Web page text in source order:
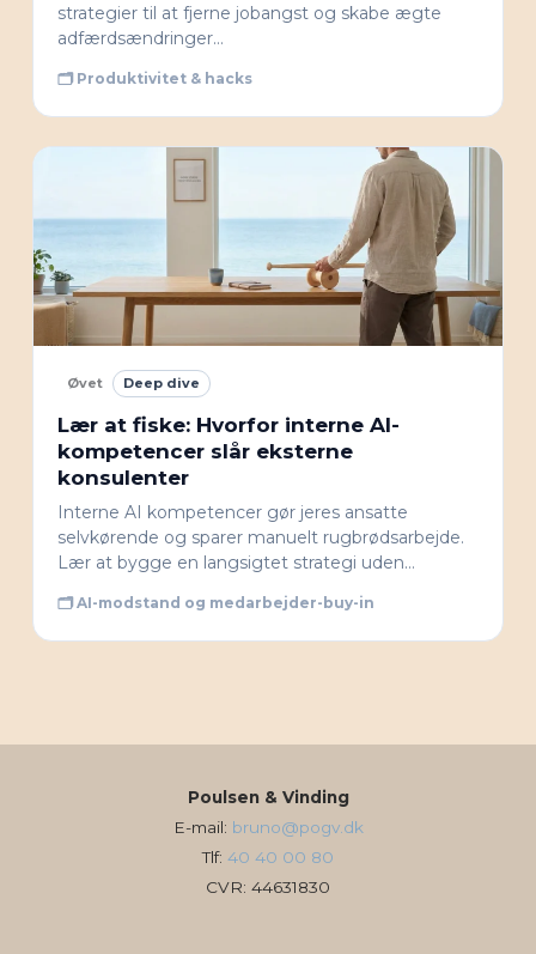
strategier til at fjerne jobangst og skabe ægte
adfærdsændringer…
🗂 Produktivitet & hacks
Øvet Deep dive
Lær at fiske: Hvorfor interne AI-
kompetencer slår eksterne
konsulenter
Interne AI kompetencer gør jeres ansatte
selvkørende og sparer manuelt rugbrødsarbejde.
Lær at bygge en langsigtet strategi uden…
🗂 AI-modstand og medarbejder-buy-in
Poulsen & Vinding
E-mail: bruno@pogv.dk
Tlf: 40 40 00 80
CVR: 44631830